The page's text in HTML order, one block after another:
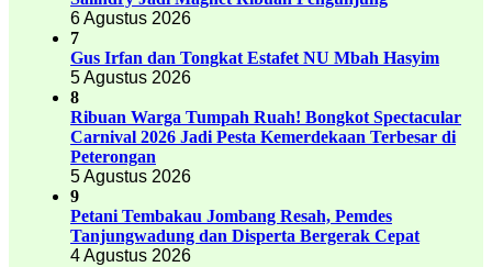
6 Agustus 2026
7
Gus Irfan dan Tongkat Estafet NU Mbah Hasyim
5 Agustus 2026
8
Ribuan Warga Tumpah Ruah! Bongkot Spectacular
Carnival 2026 Jadi Pesta Kemerdekaan Terbesar di
Peterongan
5 Agustus 2026
9
Petani Tembakau Jombang Resah, Pemdes
Tanjungwadung dan Disperta Bergerak Cepat
4 Agustus 2026